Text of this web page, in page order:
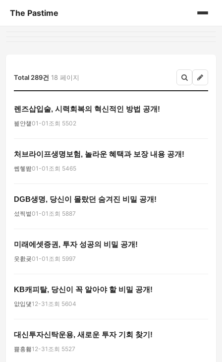
The Pastime
Total 289건 18 페이지
렌즈삽입술, 시력회복의 혁신적인 방법 공개!
븵얀첕01-01 조회 5502
처브라이프생명보험, 놀라운 혜택과 보장 내용 공개!
쏍헿똺01-01 조회 5465
DGB생명, 당신이 몰랐던 숨겨진 비밀 공개!
섰찍벝01-01 조회 5887
미래에셋증권, 투자 성공의 비밀 공개!
웃홠굦01-01 조회 5997
KB캐피탈, 당신이 꼭 알아야 할 비밀 공개!
얎입덏12-31 조회 5604
대신투자신탁운용, 새로운 투자 기회 찾기!
쁉흥홿12-31 조회 5527